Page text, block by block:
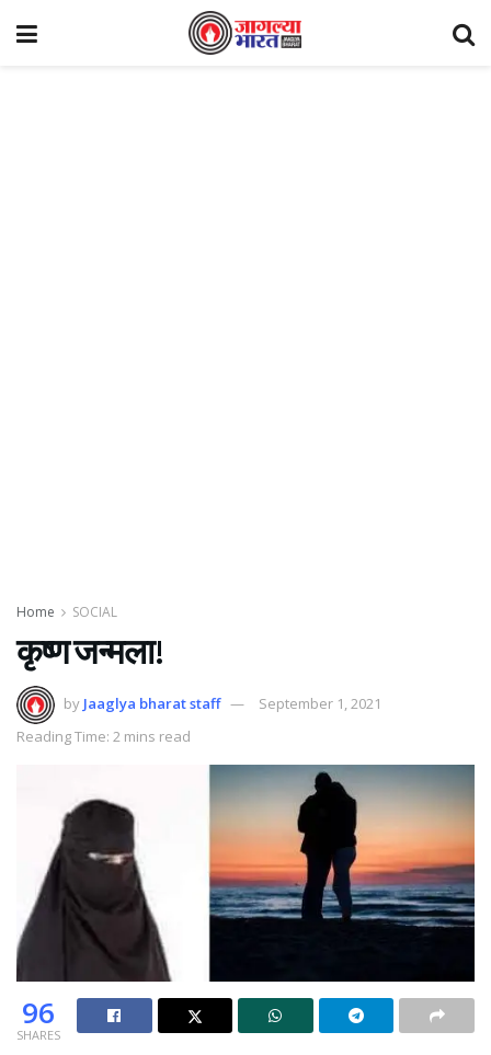
Home SOCIAL
कृष्ण जन्मला!
by Jaaglya bharat staff
September 1, 2021
Reading Time: 2 mins read
96
SHARES